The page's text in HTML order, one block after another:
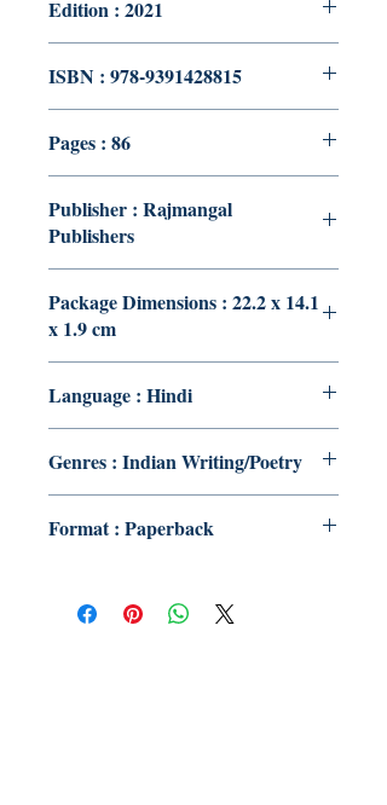
Edition : 2021
ISBN : 978-9391428815
Pages : 86
Publisher : Rajmangal
Publishers
Package Dimensions : 22.2 x 14.1
x 1.9 cm
Language : Hindi
Genres : Indian Writing/Poetry
Format : Paperback